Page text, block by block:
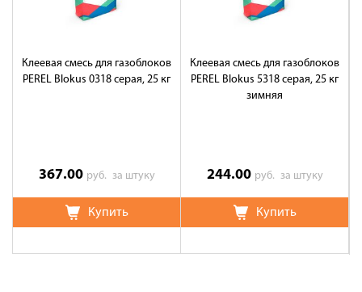
Клеевая смесь для газоблоков
PEREL Blokus 0318 серая, 25 кг
367.00 руб. за штуку
Купить
Клеевая смесь для газоблоков
PEREL Blokus 5318 серая, 25 кг
зимняя
244.00 руб. за штуку
Купить